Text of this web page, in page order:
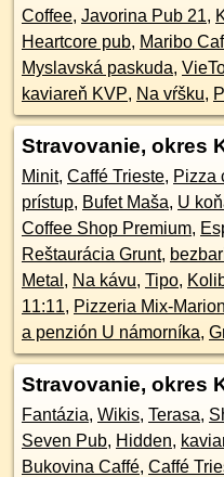
Coffee, Javorina Pub 21,
Heartcore pub, Maribo
Myslavská paskuda,
kaviareň KVP, Na vŕšku,
Stravovanie, okres
Minit, Caffé Trieste, Pizza
prístup, Bufet Maša, U
Coffee Shop Premium,
Reštaurácia Grunt,
Metal , Na kávu, Tipo,
11:11, Pizzeria Mix-Marion
a penzión U námorníka,
Stravovanie, okres
Fantázia, Wikis, Terasa,
Seven Pub, Hidden,
Bukovina Caffé, Caffé